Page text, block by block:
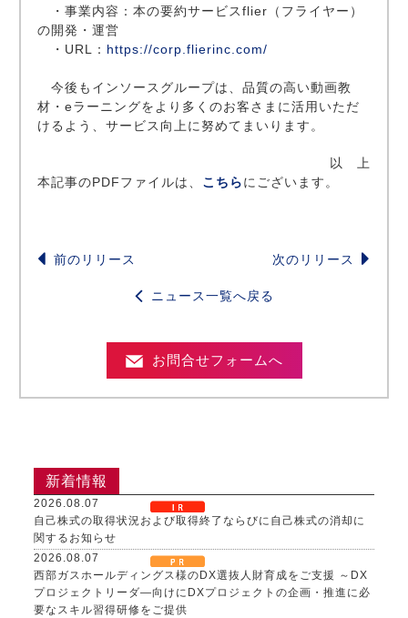
・事業内容：本の要約サービスflier（フライヤー）
の開発・運営
・URL： https://corp.flierinc.com/
今後もインソースグループは、品質の高い動画教
材・eラーニングをより多くのお客さまに活用いただ
けるよう、サービス向上に努めてまいります。
以 上
本記事のPDFファイルは、 こちらにございます。
前のリリース 次のリリース
ニュース一覧へ戻る
お問合せフォームへ
新着情報
2026.08.07
自己株式の取得状況および取得終了ならびに自己株式の消却に
関するお知らせ
2026.08.07
西部ガスホールディングス様のDX選抜人財育成をご支援 ～DX
プロジェクトリーダ―向けにDXプロジェクトの企画・推進に必
要なスキル習得研修をご提供